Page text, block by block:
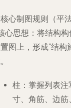
心制图规则（平法
心思想 ：将结构
图上，形成“结构
柱 ：掌握列表
寸、角筋、边筋